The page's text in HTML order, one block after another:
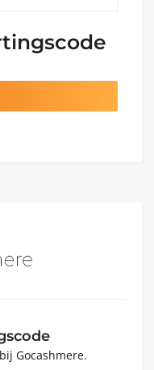
Gocashmere.